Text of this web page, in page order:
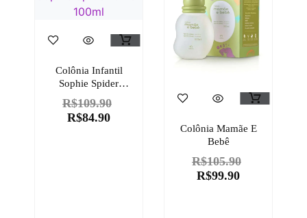
Colônia Infantil
Sophie Spider
Gwen 100ml
R$109.90
R$84.90
Colônia Mamãe E
Bebê
R$105.90
R$99.90